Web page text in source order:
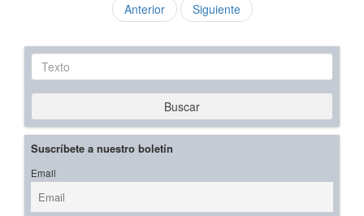
Anterior Siguiente
Texto
Buscar
Suscríbete a nuestro boletín
Email